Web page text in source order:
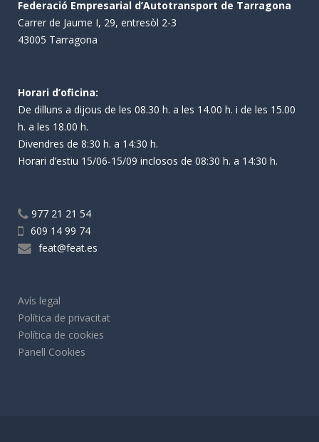
Federació Empresarial d’Autotransport de Tarragona
Carrer de Jaume I, 29, entresòl 2-3
43005 Tarragona
Horari d’oficina:
De dilluns a dijous de les 08.30 h. a les 14.00 h. i de les 15.00
h. a les 18.00 h.
Divendres de 8:30 h. a 14:30 h.
Horari d’estiu 15/06-15/09 inclosos de 08:30 h. a 14:30 h.
977 21 21 54
609 14 99 74
feat@feat.es
Avís legal
Política de privacitat
Política de cookies
Panell Cookies